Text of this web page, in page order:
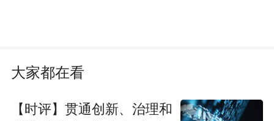
大家都在看
【时评】贯通创新、治理和